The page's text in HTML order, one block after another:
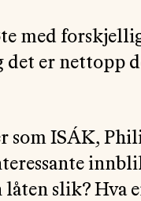
med
det er nettopp
som ISÁK,
låten slik? Hva